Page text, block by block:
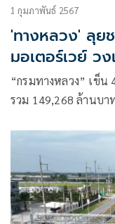
1 กุมภาพันธ์ 2567
'ทางหลวง' ลุยช
มอเตอร์เวย์ ว
“กรมทางหลวง” เข็น
รวม 149,268 ล้านบา
69-71 ขณะที่ M9 ช่ว
ด้าน M8 ประเดิม ช่
69-73